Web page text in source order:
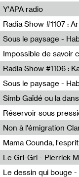
Nastassja Martin
Y'APA radio
Pierrick Mouton
Radio Helsinki
Nastassja Martin
Mélanie
Radia Show #1106 :
Kanal103
Nastassja Martin
Pierrick Mouton,Simb
Réservoir sous
Eden Tinto
Pierrick Mouton
Le Gri-Gri - Pierrick
Pierrick Mouton
Le dessin qui bouge